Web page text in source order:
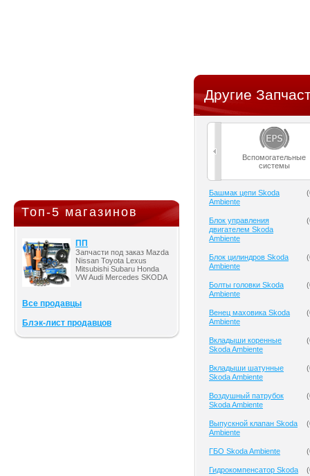
Топ-5 магазинов
ПП
Запчасти под заказ Mazda
Nissan Toyota Lexus
Mitsubishi Subaru Honda
VW Audi Mercedes SKODA
Все продавцы
Блэк-лист продавцов
Другие
Вспомогательные
системы
Башмак цепи Skoda
Ambiente
(
Блок управления
двигателем Skoda
Ambiente
(
Блок цилиндров Skoda
Ambiente
(
Болты головки Skoda
Ambiente
(
Венец маховика Skoda
Ambiente
(
Вкладыши коренные
Skoda Ambiente
(
Вкладыши шатунные
Skoda Ambiente
(
Воздушный патрубок
Skoda Ambiente
(
Выпускной клапан Skoda
Ambiente
(
ГБО Skoda Ambiente (
Гидрокомпенсатор Skoda
(